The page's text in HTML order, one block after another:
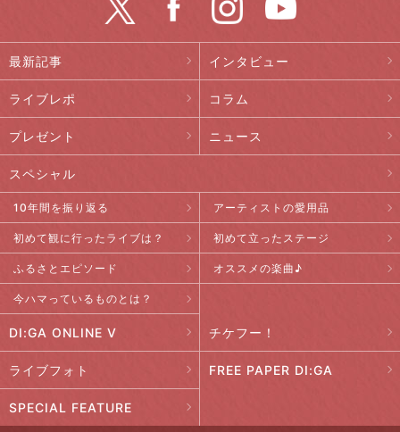
最新記事 インタビュー
ライブレポ コラム
プレゼント ニュース
スペシャル
10年間を振り返る アーティストの愛用品
初めて観に行ったライブは？ 初めて立ったステージ
ふるさとエピソード オススメの楽曲♪
今ハマっているものとは？
DI:GA ONLINE V チケフー！
ライブフォト FREE PAPER DI:GA
SPECIAL FEATURE